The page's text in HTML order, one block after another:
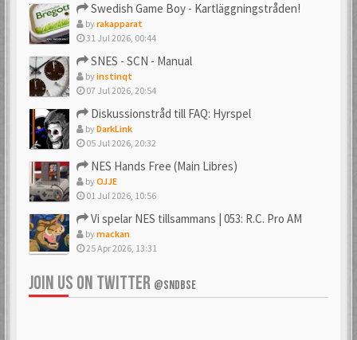
Swedish Game Boy - Kartläggningstråden!
byrakapparat
31 Jul 2026, 00:44
SNES - SCN - Manual
byinstinqt
07 Jul 2026, 20:54
Diskussionstråd till FAQ: Hyrspel
byDarkLink
05 Jul 2026, 20:32
NES Hands Free (Main Libres)
byOJJE
01 Jul 2026, 10:56
Vi spelar NES tillsammans | 053: R.C. Pro AM
bymackan
25 Apr 2026, 13:31
JOIN US ON TWITTER @SNDBSE